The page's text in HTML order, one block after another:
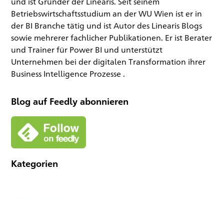
Betriebswirtschaftsstudium an der WU Wien ist er in
der BI Branche tätig und ist Autor des Linearis Blogs
sowie mehrerer fachlicher Publikationen. Er ist Berater
und Trainer für Power BI und unterstützt
Unternehmen bei der digitalen Transformation ihrer
Business Intelligence Prozesse .
Blog auf Feedly abonnieren
Kategorien